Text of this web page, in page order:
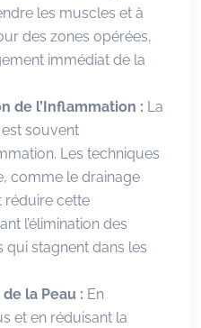
les muscles et à
des zones opérées,
immédiat de la
de l’Inflammation : La
souvent
Les techniques
comme le drainage
réduire cette
l’élimination des
qui stagnent dans les
la Peau : En
et en réduisant la